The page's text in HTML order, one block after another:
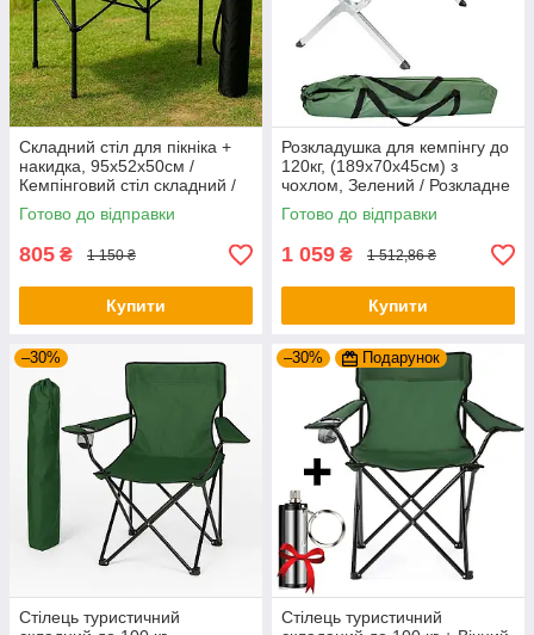
Складний стіл для пікніка +
накидка, 95х52х50см /
Кемпінговий стіл складний /
Туристичний стіл розкладний
Готово до відправки
805 ₴ 1 150 ₴
Купити
Розкладушка для кемпінгу до
120кг, (189х70х45см) з
чохлом, Зелений / Розкладне
ліжко туристичне
Готово до відправки
1 059 ₴ 1 512,86 ₴
Купити
–30%
Стілець туристичний
–30% Подарунок
Стілець туристичний